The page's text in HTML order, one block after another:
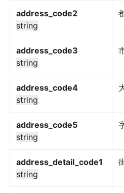
address_code2
string
address_code3
string
address_code4
string
address_code5
string
address_detail_code1
string